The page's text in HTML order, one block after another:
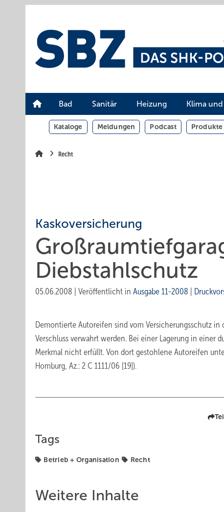
Bad Sanitär Heizung Klima
Kataloge Meldungen Podcast Produkte
Recht
Kaskoversicherung
Diebstahlschutz
05.06.2008 Veröffentlicht in Ausgabe 11-2008
Demontierte Autoreifen sind vom Versicherungsschutz
Verschluss verwahrt werden. Bei einer Lagerung in einer
Merkmal nicht erfüllt. Von dort gestohlene Autoreifen
Homburg, Az.: 2 C 1111/06 [19]).
Tags
Betrieb + Organisation Recht
Weitere Inhalte